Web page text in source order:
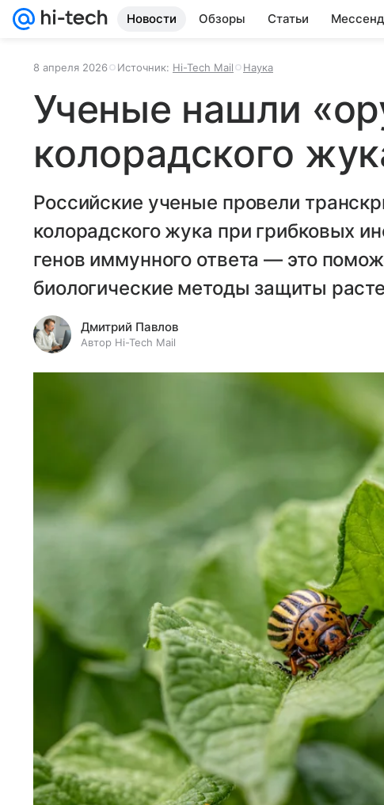
Новости Обзоры Статьи
8 апреля 2026 Источник: Hi-Tech Mail Наука
Ученые нашли
колорадского
Российские ученые провели
колорадского жука при грибковых
генов иммунного ответа — это
биологические методы защиты
Дмитрий Павлов
Автор Hi-Tech Mail